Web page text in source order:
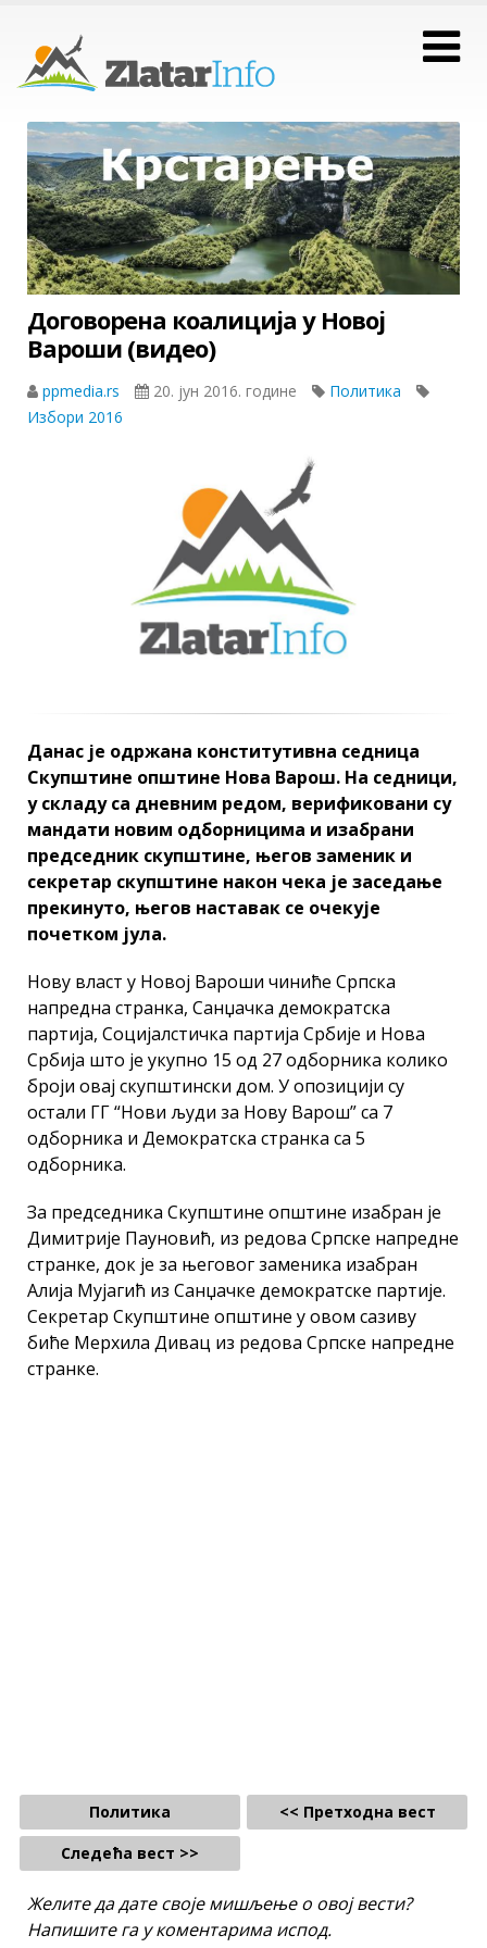
Договорена коалиција у Новој
Вароши (видео)
ppmedia.rs 20. јун 2016. године
Политика
Избори 2016
Данас је одржана конститутивна седница
Скупштине општине Нова Варош. На седници,
у складу са дневним редом, верификовани су
мандати новим одборницима и изабрани
председник скупштине, његов заменик и
секретар скупштине након чека је заседање
прекинуто, његов наставак се очекује
почетком јула.
Нову власт у Новој Вароши чиниће Српска
напредна странка, Санџачка демократска
партија, Социјалстичка партија Србије и Нова
Србија што је укупно 15 од 27 одборника колико
броји овај скупштински дом. У опозицији су
остали ГГ “Нови људи за Нову Варош” са 7
одборника и Демократска странка са 5
одборника.
За председника Скупштине општине изабран је
Димитрије Пауновић, из редова Српске напредне
странке, док је за његовог заменика изабран
Алија Мујагић из Санџачке демократске партије.
Секретар Скупштине општине у овом сазиву
биће Мерхила Дивац из редова Српске напредне
странке.
Политика
<< Претходна вест
Следећа вест >>
Желите да дате своје мишљење о овој вести?
Напишите га у коментарима испод.